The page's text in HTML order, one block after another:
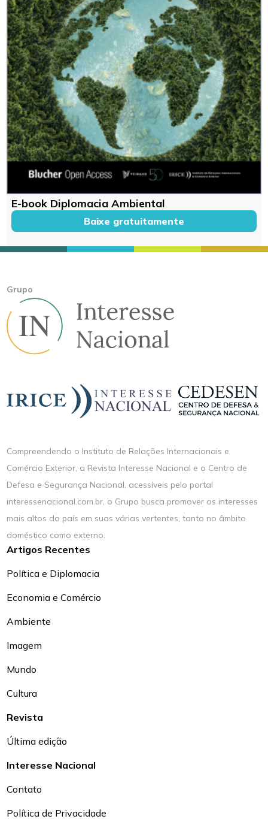
E-book Diplomacia Ambiental
Baixe gratuitamente
Grupo
Compreendendo o Instituto de Relações Internacionais e
Comércio Exterior, a Revista Interesse Nacional e o Centro de
Defesa e Segurança Nacional, acessíveis pelo portal
interessenacional.com.br, o Grupo busca promover os interesses
mais altos do país em suas várias vertentes, tanto no âmbito
doméstico como externo.
Artigos Recentes
Política e Diplomacia
Economia e Comércio
Ambiente
Imagem
Mundo
Cultura
Revista
Última edição
Interesse Nacional
Contato
Política de Privacidade